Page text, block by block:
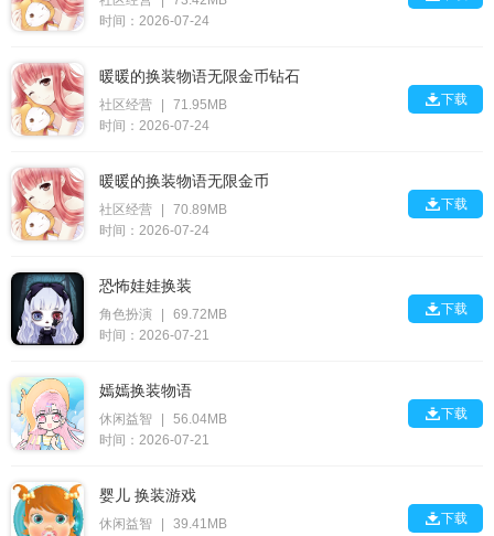
时间：2026-07-24
暖暖的换装物语无限金币钻石
社区经营
71.95MB
时间：2026-07-24
下载
暖暖的换装物语无限金币
社区经营
70.89MB
时间：2026-07-24
下载
恐怖娃娃换装
角色扮演
69.72MB
时间：2026-07-21
下载
嫣嫣换装物语
休闲益智
56.04MB
时间：2026-07-21
下载
婴儿 换装游戏
休闲益智
39.41MB
下载